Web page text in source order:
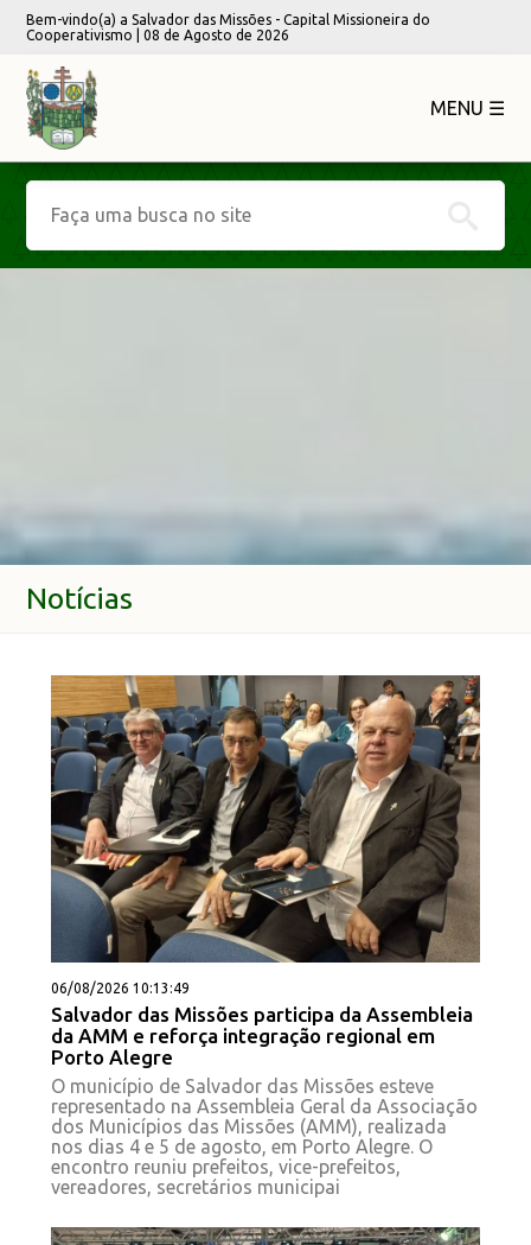
Bem-vindo(a) a Salvador das Missões - Capital Missioneira do
Cooperativismo | 08 de Agosto de 2026
MENU ☰
Notícias
06/08/2026 10:13:49
Salvador das Missões participa da Assembleia
da AMM e reforça integração regional em
Porto Alegre
O município de Salvador das Missões esteve
representado na Assembleia Geral da Associação
dos Municípios das Missões (AMM), realizada
nos dias 4 e 5 de agosto, em Porto Alegre. O
encontro reuniu prefeitos, vice-prefeitos,
vereadores, secretários municipai